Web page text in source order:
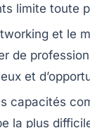
limite toute
et le
de
et
capacités
la plus